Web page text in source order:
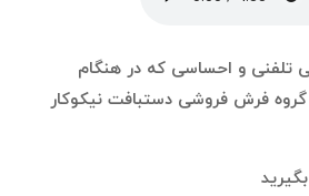
تلفنی و احساسی که در هنگام
گروه فرش فروشی دستبافت نیکوکار